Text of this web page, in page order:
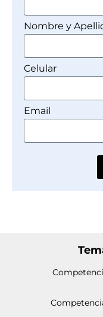
Nombre y
Celular
Email